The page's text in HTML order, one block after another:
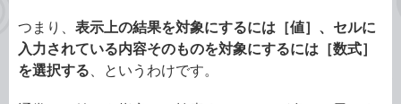
つまり、 表示上の結果を対象にするには［値］、セルに
入力されている内容そのものを対象にするには［数式］
を選択する、というわけです。